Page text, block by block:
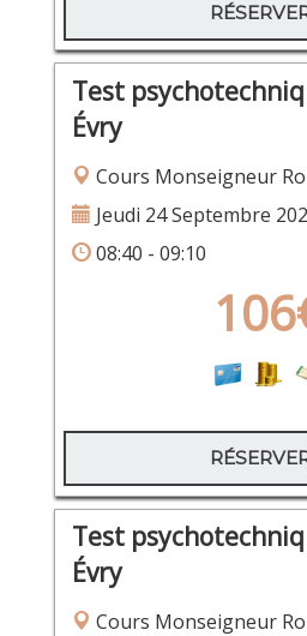
Test
Évry
Cours Monseigneur
Jeudi 24 Septembre
08:40 - 09:10
Test
Évry
Cours Monseigneur